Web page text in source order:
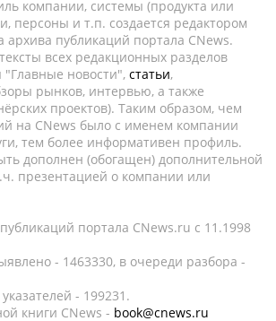
компании, системы (продукта или
персоны и т.п. создается редактором
архива публикаций портала CNews.
всех редакционных разделов
"Главные новости", статьи,
рынков, интервью, а также
проектов). Таким образом, чем
на CNews было с именем компании
тем более информативен профиль.
дополнен (обогащен) дополнительной
презентацией о компании или
портала CNews.ru c 11.1998
- 1463330, в очереди разбора -
- 199231.
книги CNews - book@cnews.ru